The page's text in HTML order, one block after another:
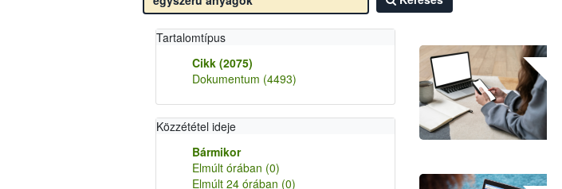
Tartalomtípus
Cikk (2075)
Dokumentum (4493)
Közzététel ideje
Bármikor
Elmúlt órában (0)
Elmúlt 24 órában (0)